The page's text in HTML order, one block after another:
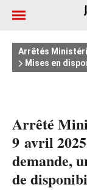
Arrêtés
Mises en
Arrêté
9 avril
demande,
de